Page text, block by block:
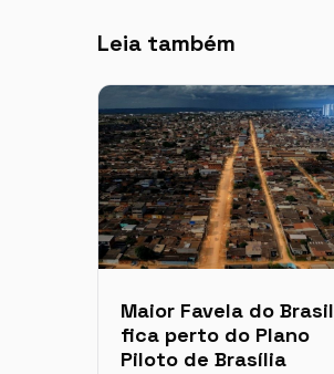
Leia também
Maior Favela do Brasil
fica perto do Plano
Piloto de Brasília